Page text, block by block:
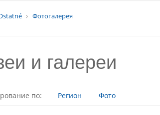
Фотогалерея
и галереи
по: Регион Фото